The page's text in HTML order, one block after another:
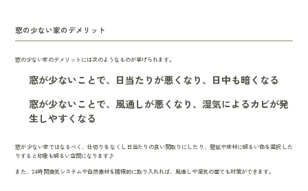
窓の少ない家のデメリット
窓の少ない家のデメリットには次のようなものが挙げられます。
窓が少ないことで、日当たりが悪くなり、日中も暗くなる
窓が少ないことで、風通しが悪くなり、湿気によるカビが発
生しやすくなる
窓が少ない家ではなるべく、仕切りをなくし日当たりの良い間取りにしたり、壁紙や床材に明るい色を選択した
りすると印象も明るい空間になります♪
また、24時間換気システムや自然素材を積極的に取り入れれば、風通しや湿気の面でも対策ができます。